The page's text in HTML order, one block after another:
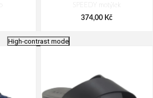
SPEEDY motýlek
374,00 Kč
High-contrast mode